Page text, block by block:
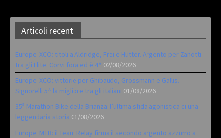
Articoli recenti
Europei XCO: titoli a Aldridge, Frei e Hutter. Argento per Zanotti
tra gli Elite. Corvi fora ed è 4^ 02/08/2026
Europei XCO: vittorie per Ghibaudo, Grossmann e Gallis.
Signorelli 5^ la migliore tra gli italiani 01/08/2026
35ª Marathon Bike della Brianza: l’ultima sfida agonistica di una
leggendaria storia 01/08/2026
Europei MTB: il Team Relay firma il secondo argento azzurro a